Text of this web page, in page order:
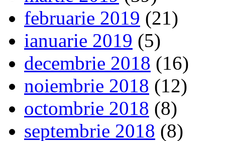
februarie 2019 (21)
ianuarie 2019 (5)
decembrie 2018 (16)
noiembrie 2018 (12)
octombrie 2018 (8)
septembrie 2018 (8)